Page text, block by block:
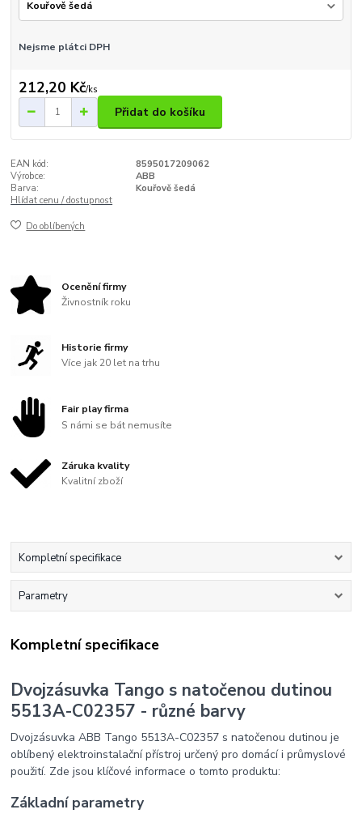
Nejsme plátci DPH
212,20 Kč/ks
Přidat do košíku
EAN kód:
8595017209062
Výrobce:
ABB
Barva:
Kouřově šedá
Hlídat cenu / dostupnost
Do oblíbených
Ocenění firmy
Živnostník roku
Historie firmy
Více jak 20 let na trhu
Fair play firma
S námi se bát nemusíte
Záruka kvality
Kvalitní zboží
Kompletní specifikace
Parametry
Kompletní specifikace
Dvojzásuvka Tango s natočenou dutinou
5513A-C02357 - různé barvy
Dvojzásuvka ABB Tango 5513A-C02357 s natočenou dutinou je
oblíbený elektroinstalační přístroj určený pro domácí i průmyslové
použití. Zde jsou klíčové informace o tomto produktu:
Základní parametry